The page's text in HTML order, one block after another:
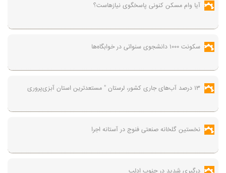
آیا وام مسکن کنونی پاسخگوی نیازهاست؟
سکونت ۱۰۰۰ دانشجوی سنواتی در خوابگاه‌ها
۱۳ درصد آب‌های جاری کشور، لرستان " مستعدترین استان‌ آبزی‌پروری
نخستین گلخانه صنعتی فنوج در آستانه اجرا
درگیری شدید در جنوب ادلب